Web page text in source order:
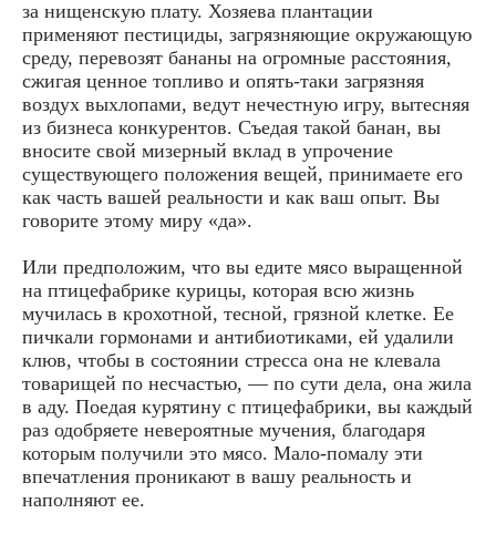
за нищенскую плату. Хозяева плантации
применяют пестициды, загрязняющие окружающую
среду, перевозят бананы на огромные расстояния,
сжигая ценное топливо и опять-таки загрязняя
воздух выхлопами, ведут нечестную игру, вытесняя
из бизнеса конкурентов. Съедая такой банан, вы
вносите свой мизерный вклад в упрочение
существующего положения вещей, принимаете его
как часть вашей реальности и как ваш опыт. Вы
говорите этому миру «да».
Или предположим, что вы едите мясо выращенной
на птицефабрике курицы, которая всю жизнь
мучилась в крохотной, тесной, грязной клетке. Ее
пичкали гормонами и антибиотиками, ей удалили
клюв, чтобы в состоянии стресса она не клевала
товарищей по несчастью, — по сути дела, она жила
в аду. Поедая курятину с птицефабрики, вы каждый
раз одобряете невероятные мучения, благодаря
которым получили это мясо. Мало-помалу эти
впечатления проникают в вашу реальность и
наполняют ее.